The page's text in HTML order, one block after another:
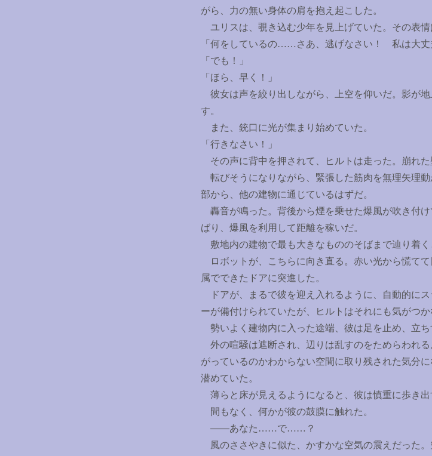
がら、力の無い身体の肩を抱え起こした。
ユリスは、覗き込む少年を見上げていた。その表情
「何をしているの…… さあ、逃げなさい！ 私は大丈
「でも！」
「ほら、早く！」
彼女は声を絞り出しながら、上空を仰いだ。影が
す。
また、銃口に光が集まり始めていた。
「行きなさい！」
その声に背中を押されて、ヒルトは走った。崩れた
転びそうになりながら、緊張した筋肉を無理矢理
部から、他の建物に通じているはずだ。
轟音が鳴った。背後から煙を乗せた爆風が吹き付
ばり、爆風を利用して距離を稼いだ。
敷地内の建物で最も大きなもののそばまで辿り着く
ロボットが、こちらに向き直る。赤い光から慌て
属でできたドアに突進した。
ドアが、まるで彼を迎え入れるように、自動的に
ーが備付けられていたが、ヒルトはそれにも気がつか
勢いよく建物内に入った途端、彼は足を止め、立ち
外の喧騒は遮断され、辺りは乱すのをためらわれ
がっているのかわからない空間に取り残された気分
潜めていた。
薄らと床が見えるようになると、彼は慎重に歩き出
間もなく、何かが彼の鼓膜に触れた。
――あなた ……で…… ？
風のささやきに似た、かすかな空気の震えだった